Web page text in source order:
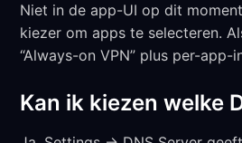
Niet in de app-UI op dit
kiezer om apps te selecteren.
“Always-on VPN” plus per-
Kan ik kiezen welke